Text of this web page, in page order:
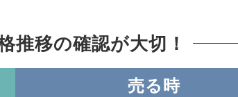
推移の確認が大切！
売る時